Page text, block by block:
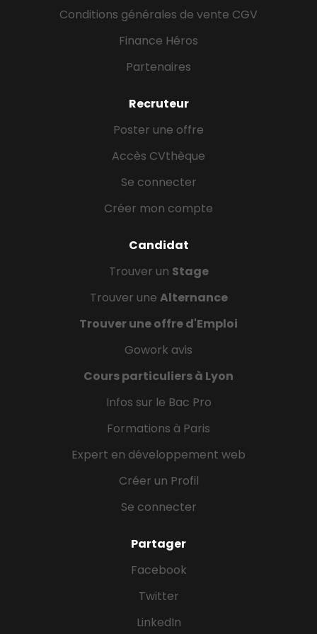
Conditions générales de vente CGV
Finance Héros
Partenaires
Recruteur
Poster une offre
Accès CVthèque
Se connecter
Créer mon compte
Candidat
Trouver un Stage
Trouver une Alternance
Trouver une offre d'Emploi
Gowork avis
Cours particuliers à Lyon
Infos sur le Bac Pro
Formations à Paris
Expert en développement web
Créer un Profil
Se connecter
Partager
Facebook
Twitter
LinkedIn